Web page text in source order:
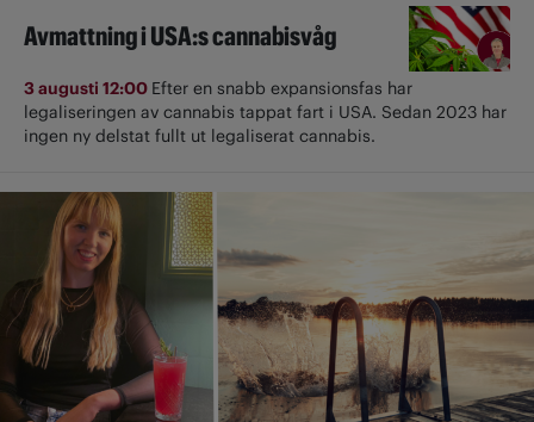
Avmattning i USA:s cannabisvåg
3 augusti 12:00 Efter en snabb expansionsfas har
legaliseringen av cannabis tappat fart i USA. Sedan 2023 har
ingen ny delstat fullt ut ­legaliserat cannabis.